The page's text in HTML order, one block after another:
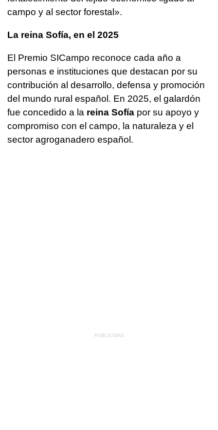
campo y al sector forestal».
La reina Sofía, en el 2025
El Premio SICampo reconoce cada año a
personas e instituciones que destacan por su
contribución al desarrollo, defensa y promoción
del mundo rural español. En 2025, el galardón
fue concedido a la reina Sofía por su apoyo y
compromiso con el campo, la naturaleza y el
sector agroganadero español.